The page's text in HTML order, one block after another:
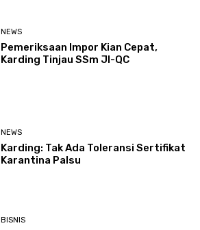
NEWS
Pemeriksaan Impor Kian Cepat,
Karding Tinjau SSm JI-QC
NEWS
Karding: Tak Ada Toleransi Sertifikat
Karantina Palsu
BISNIS